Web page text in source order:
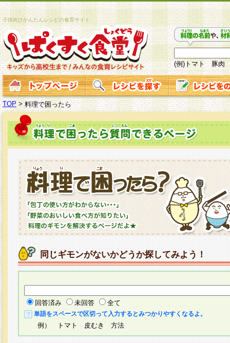
子供向けかんたんレシピの食育サイト
(例)トマト 豚肉
TOP >料理で困ったら
同じギモンがないかどうか探してみよう！
回答済み 未回答 全て
単語をスペースで区切って入力するとみつかりやすくなるよ。
例） トマト 皮むき 方法